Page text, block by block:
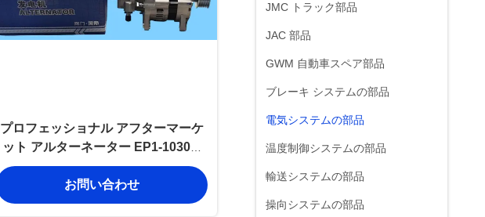
JMC トラック部品
JAC 部品
GWM 自動車スペア部品
ブレーキ システムの部品
電気システムの部品
温度制御システムの部品
輸送システムの部品
操向システムの部品
プロフェッショナル アフターマーケ
ット アルターネーター EP1-10300-
AB JMC バオディアン 4D30 交換用
お問い合わせ